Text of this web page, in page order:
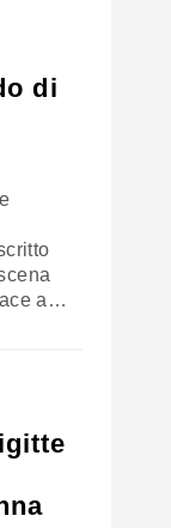
di
a